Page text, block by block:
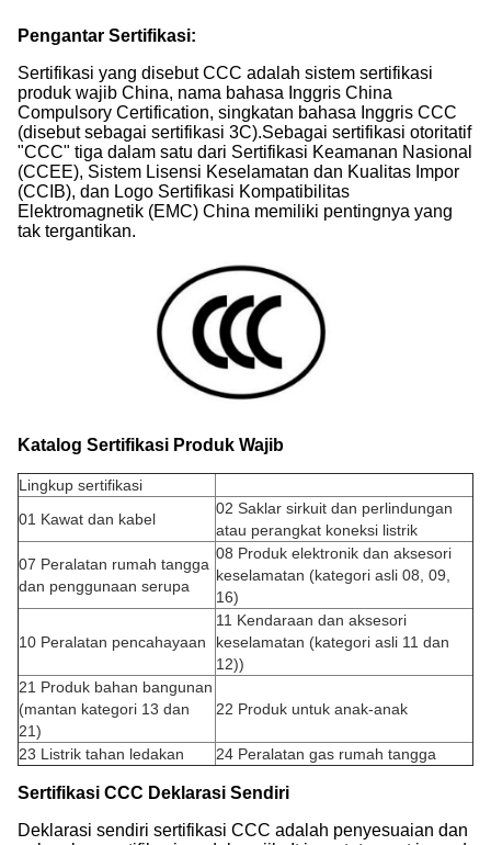
Pengantar Sertifikasi:
Sertifikasi yang disebut CCC adalah sistem sertifikasi
produk wajib China, nama bahasa Inggris China
Compulsory Certification, singkatan bahasa Inggris CCC
(disebut sebagai sertifikasi 3C).Sebagai sertifikasi otoritatif
"CCC" tiga dalam satu dari Sertifikasi Keamanan Nasional
(CCEE), Sistem Lisensi Keselamatan dan Kualitas Impor
(CCIB), dan Logo Sertifikasi Kompatibilitas
Elektromagnetik (EMC) China memiliki pentingnya yang
tak tergantikan.
Katalog Sertifikasi Produk Wajib
Lingkup sertifikasi
01 Kawat dan kabel
02 Saklar sirkuit dan perlindungan
atau perangkat koneksi listrik
07 Peralatan rumah tangga
dan penggunaan serupa
08 Produk elektronik dan aksesori
keselamatan (kategori asli 08, 09,
16)
10 Peralatan pencahayaan
11 Kendaraan dan aksesori
keselamatan (kategori asli 11 dan
12))
21 Produk bahan bangunan
(mantan kategori 13 dan
21)
22 Produk untuk anak-anak
23 Listrik tahan ledakan 24 Peralatan gas rumah tangga
Sertifikasi CCC Deklarasi Sendiri
Deklarasi sendiri sertifikasi CCC adalah penyesuaian dan